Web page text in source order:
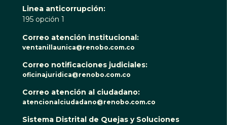
Linea anticorrupción:
195 opción 1
Correo atención institucional:
ventanillaunica@renobo.com.co
Correo notificaciones judiciales:
oficinajuridica@renobo.com.co
Correo atención al ciudadano:
atencionalciudadano@renobo.com.co
Sistema Distrital de Quejas y Soluciones